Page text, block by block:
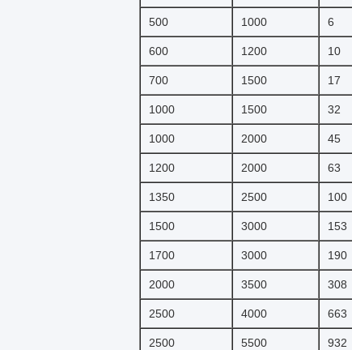
500 1000 6
600 1200 10
700 1500 17
1000 1500 32
1000 2000 45
1200 2000 63
1350 2500 100
1500 3000 153
1700 3000 190
2000 3500 308
2500 4000 663
2500 5500 932